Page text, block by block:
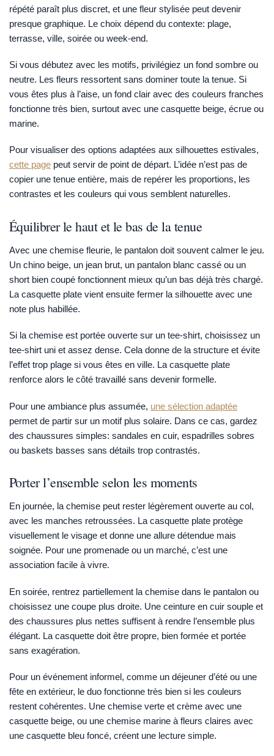
répété paraît plus discret, et une fleur stylisée peut devenir
presque graphique. Le choix dépend du contexte: plage,
terrasse, ville, soirée ou week-end.
Si vous débutez avec les motifs, privilégiez un fond sombre ou
neutre. Les fleurs ressortent sans dominer toute la tenue. Si
vous êtes plus à l’aise, un fond clair avec des couleurs franches
fonctionne très bien, surtout avec une casquette beige, écrue ou
marine.
Pour visualiser des options adaptées aux silhouettes estivales,
cette page peut servir de point de départ. L’idée n’est pas de
copier une tenue entière, mais de repérer les proportions, les
contrastes et les couleurs qui vous semblent naturelles.
Équilibrer le haut et le bas de la tenue
Avec une chemise fleurie, le pantalon doit souvent calmer le jeu.
Un chino beige, un jean brut, un pantalon blanc cassé ou un
short bien coupé fonctionnent mieux qu’un bas déjà très chargé.
La casquette plate vient ensuite fermer la silhouette avec une
note plus habillée.
Si la chemise est portée ouverte sur un tee-shirt, choisissez un
tee-shirt uni et assez dense. Cela donne de la structure et évite
l’effet trop plage si vous êtes en ville. La casquette plate
renforce alors le côté travaillé sans devenir formelle.
Pour une ambiance plus assumée, une sélection adaptée
permet de partir sur un motif plus solaire. Dans ce cas, gardez
des chaussures simples: sandales en cuir, espadrilles sobres
ou baskets basses sans détails trop contrastés.
Porter l’ensemble selon les moments
En journée, la chemise peut rester légèrement ouverte au col,
avec les manches retroussées. La casquette plate protège
visuellement le visage et donne une allure détendue mais
soignée. Pour une promenade ou un marché, c’est une
association facile à vivre.
En soirée, rentrez partiellement la chemise dans le pantalon ou
choisissez une coupe plus droite. Une ceinture en cuir souple et
des chaussures plus nettes suffisent à rendre l’ensemble plus
élégant. La casquette doit être propre, bien formée et portée
sans exagération.
Pour un événement informel, comme un déjeuner d’été ou une
fête en extérieur, le duo fonctionne très bien si les couleurs
restent cohérentes. Une chemise verte et crème avec une
casquette beige, ou une chemise marine à fleurs claires avec
une casquette bleu foncé, créent une lecture simple.